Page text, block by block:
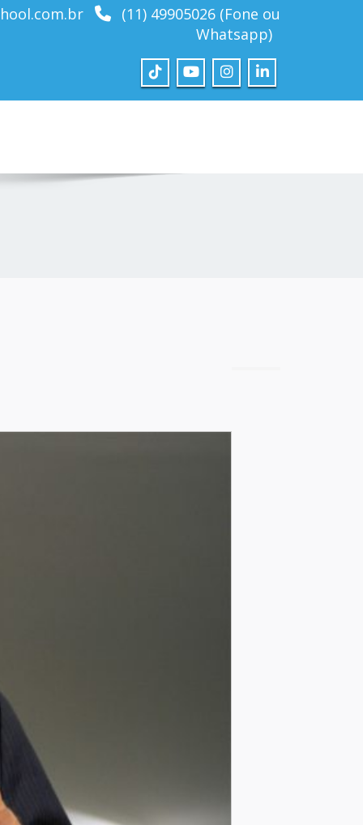
(11) 49905026 (Fone ou
Whatsapp)